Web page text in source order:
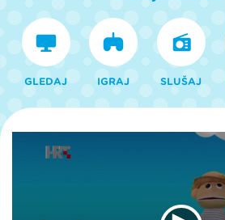
GLEDAJ IGRAJ SLUŠAJ